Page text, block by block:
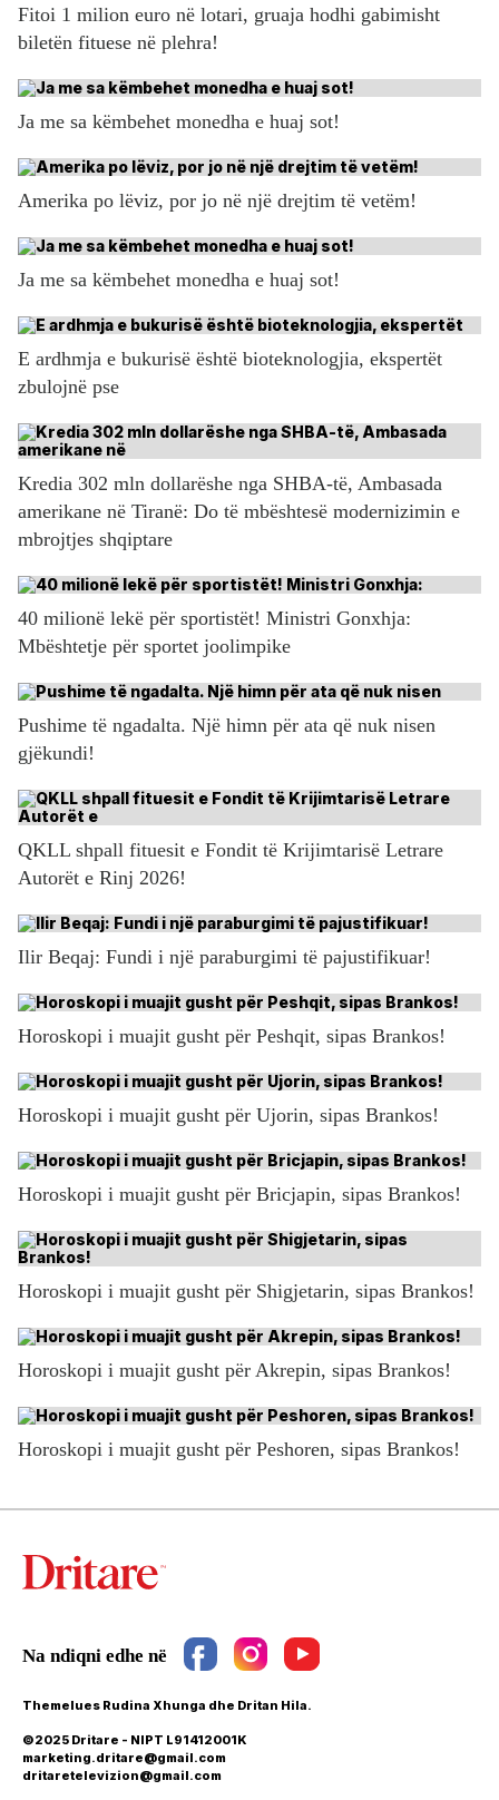
Fitoi 1 milion euro në lotari, gruaja hodhi gabimisht
biletën fituese në plehra!
Ja me sa këmbehet monedha e huaj sot!
Amerika po lëviz, por jo në një drejtim të vetëm!
Ja me sa këmbehet monedha e huaj sot!
E ardhmja e bukurisë është bioteknologjia, ekspertët
zbulojnë pse
Kredia 302 mln dollarëshe nga SHBA-të, Ambasada
amerikane në Tiranë: Do të mbështesë modernizimin e
mbrojtjes shqiptare
40 milionë lekë për sportistët! Ministri Gonxhja:
Mbështetje për sportet joolimpike
Pushime të ngadalta. Një himn për ata që nuk nisen
gjëkundi!
QKLL shpall fituesit e Fondit të Krijimtarisë Letrare
Autorët e Rinj 2026!
Ilir Beqaj: Fundi i një paraburgimi të pajustifikuar!
Horoskopi i muajit gusht për Peshqit, sipas Brankos!
Horoskopi i muajit gusht për Ujorin, sipas Brankos!
Horoskopi i muajit gusht për Bricjapin, sipas Brankos!
Horoskopi i muajit gusht për Shigjetarin, sipas Brankos!
Horoskopi i muajit gusht për Akrepin, sipas Brankos!
Horoskopi i muajit gusht për Peshoren, sipas Brankos!
Themelues Rudina Xhunga dhe Dritan Hila.
©2025 Dritare - NIPT L91412001K
marketing.dritare@gmail.com
dritaretelevizion@gmail.com